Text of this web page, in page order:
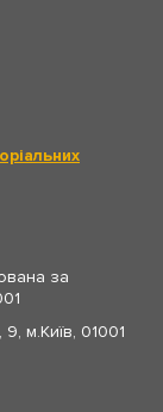
за
м.Київ, 01001